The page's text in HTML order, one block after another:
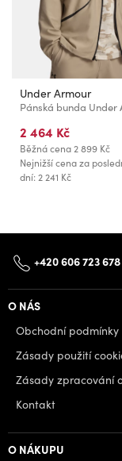
Under Armour
2 464 Kč
Běžná cena2 899 Kč
Nejnižší cena za
dní: 2 241 Kč
+420 606 723 678
O NÁS
Obchodní podmínky
Zásady použití
Zásady zpracování
Kontakt
O NÁKUPU